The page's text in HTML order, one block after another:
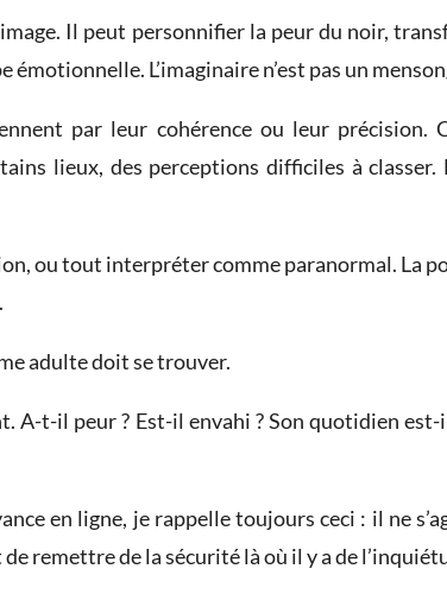
Il peut personnifier la peur du noir,
L’imaginaire n’est pas un
par leur cohérence ou leur précision.
lieux, des perceptions difficiles à
ou tout interpréter comme paranormal. La
adulte doit se trouver.
A-t-il peur ? Est-il envahi ? Son quotidien
en ligne, je rappelle toujours ceci : il ne
remettre de la sécurité là où il y a de